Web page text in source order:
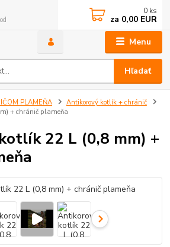
Menu
Hľadať
0 ks
za 0,00 EUR
PLAMEŇA
Antikorový kotlík + chránič
+ chránič plameňa
22 L (0,8 mm) +